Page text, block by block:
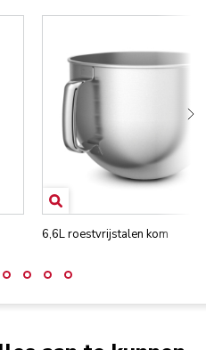
6,6L roestvrijstalen kom